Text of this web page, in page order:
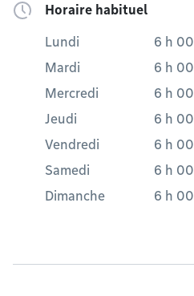
Horaire habituel
Lundi 6 h 00
Mardi
6 h 00
Mercredi
6 h 00
Jeudi
6 h 00
Vendredi
6 h 00
Samedi
6 h 00
Dimanche
6 h 00